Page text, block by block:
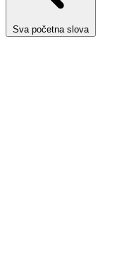
Sva početna slova